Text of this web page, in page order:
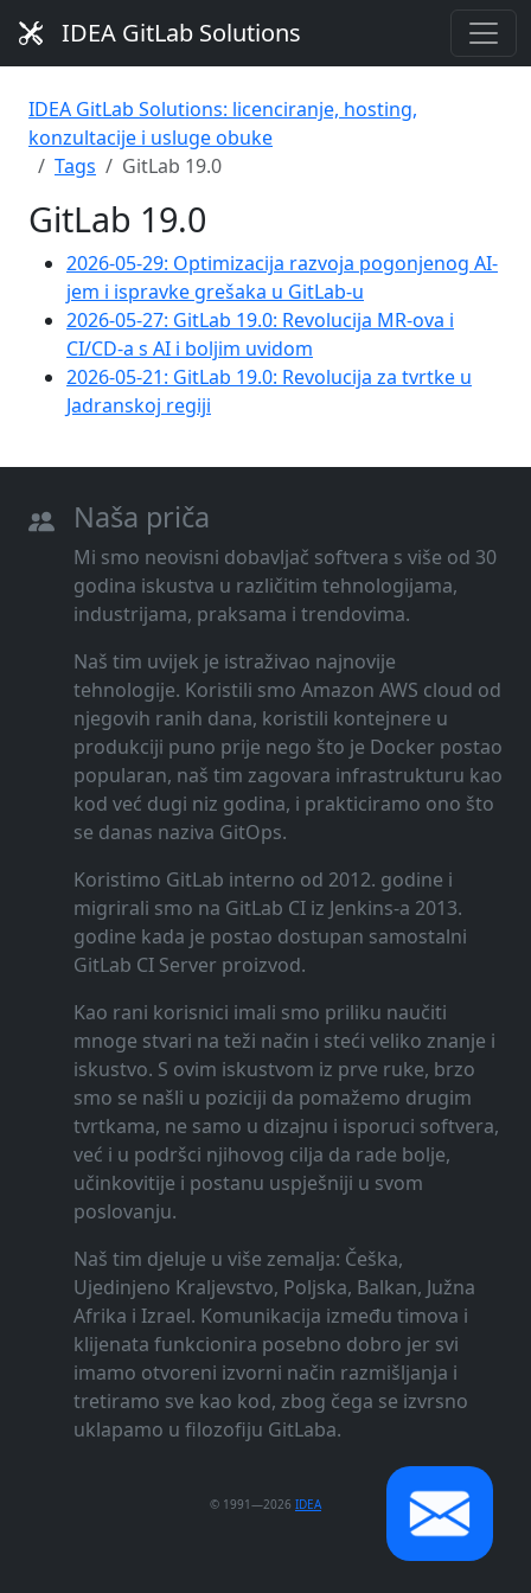
IDEA GitLab Solutions
IDEA GitLab Solutions: licenciranje, hosting,
konzultacije i usluge obuke
Tags
GitLab 19.0
GitLab 19.0
2026-05-29: Optimizacija razvoja pogonjenog AI-
jem i ispravke grešaka u GitLab-u
2026-05-27: GitLab 19.0: Revolucija MR-ova i
CI/CD-a s AI i boljim uvidom
2026-05-21: GitLab 19.0: Revolucija za tvrtke u
Jadranskoj regiji
Naša priča
Mi smo neovisni dobavljač softvera s više od 30
godina iskustva u različitim tehnologijama,
industrijama, praksama i trendovima.
Naš tim uvijek je istraživao najnovije
tehnologije. Koristili smo Amazon AWS cloud od
njegovih ranih dana, koristili kontejnere u
produkciji puno prije nego što je Docker postao
popularan, naš tim zagovara infrastrukturu kao
kod već dugi niz godina, i prakticiramo ono što
se danas naziva GitOps.
Koristimo GitLab interno od 2012. godine i
migrirali smo na GitLab CI iz Jenkins-a 2013.
godine kada je postao dostupan samostalni
GitLab CI Server proizvod.
Kao rani korisnici imali smo priliku naučiti
mnoge stvari na teži način i steći veliko znanje i
iskustvo. S ovim iskustvom iz prve ruke, brzo
smo se našli u poziciji da pomažemo drugim
tvrtkama, ne samo u dizajnu i isporuci softvera,
već i u podršci njihovog cilja da rade bolje,
učinkovitije i postanu uspješniji u svom
poslovanju.
Naš tim djeluje u više zemalja: Češka,
Ujedinjeno Kraljevstvo, Poljska, Balkan, Južna
Afrika i Izrael. Komunikacija između timova i
klijenata funkcionira posebno dobro jer svi
imamo otvoreni izvorni način razmišljanja i
tretiramo sve kao kod, zbog čega se izvrsno
uklapamo u filozofiju GitLaba.
© 1991—2026 IDEA